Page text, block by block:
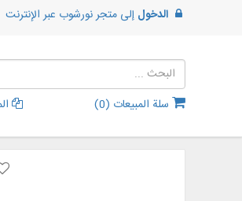
الدخول إلى متجر نورشوب عبر الإنترنت
سلة المبيعات (0
)